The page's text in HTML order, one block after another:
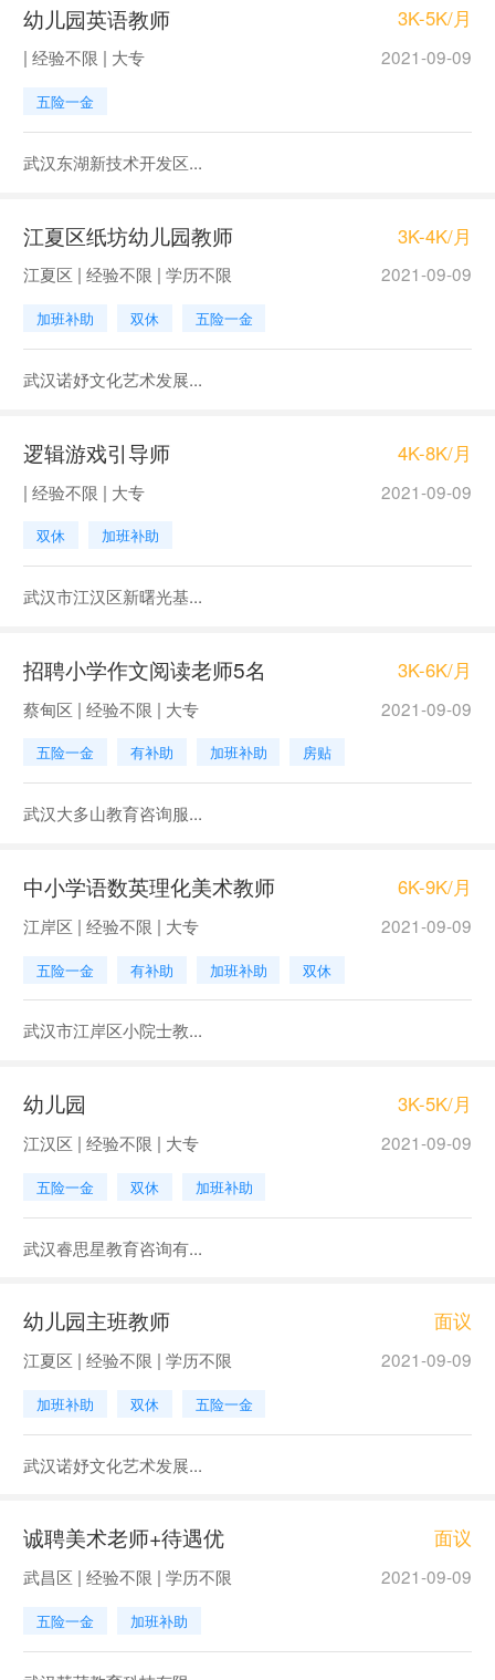
幼儿园英语教师 3K-5K/月
| 经验不限 | 大专 2021-09-09
五险一金
武汉东湖新技术开发区...
江夏区纸坊幼儿园教师 3K-4K/月
江夏区 | 经验不限 | 学历不限 2021-09-09
加班补助 双休 五险一金
武汉诺妤文化艺术发展...
逻辑游戏引导师 4K-8K/月
| 经验不限 | 大专 2021-09-09
双休 加班补助
武汉市江汉区新曙光基...
招聘小学作文阅读老师5名 3K-6K/月
蔡甸区 | 经验不限 | 大专 2021-09-09
五险一金 有补助 加班补助 房贴
武汉大多山教育咨询服...
中小学语数英理化美术教师 6K-9K/月
江岸区 | 经验不限 | 大专 2021-09-09
五险一金 有补助 加班补助 双休
武汉市江岸区小院士教...
幼儿园 3K-5K/月
江汉区 | 经验不限 | 大专 2021-09-09
五险一金 双休 加班补助
武汉睿思星教育咨询有...
幼儿园主班教师 面议
江夏区 | 经验不限 | 学历不限 2021-09-09
加班补助 双休 五险一金
武汉诺妤文化艺术发展...
诚聘美术老师+待遇优 面议
武昌区 | 经验不限 | 学历不限 2021-09-09
五险一金 加班补助